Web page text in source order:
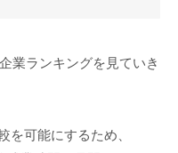
業ランキングを見ていき
を可能にするため、